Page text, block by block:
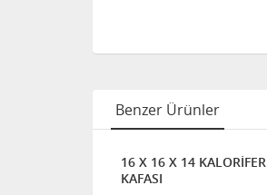
Benzer Ürünler
16 X 16 X 14 KALORİFER
KAFASI